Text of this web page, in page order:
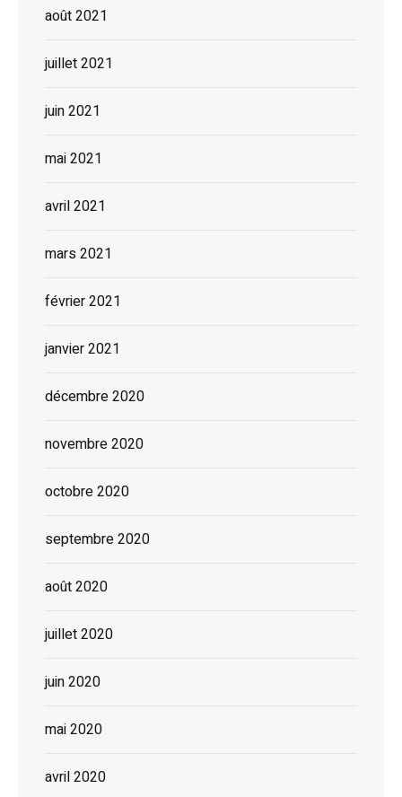
août 2021
juillet 2021
juin 2021
mai 2021
avril 2021
mars 2021
février 2021
janvier 2021
décembre 2020
novembre 2020
octobre 2020
septembre 2020
août 2020
juillet 2020
juin 2020
mai 2020
avril 2020